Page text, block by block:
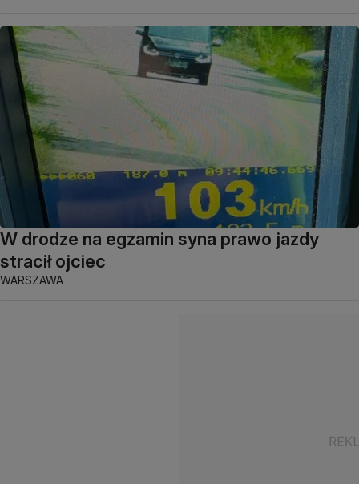
W drodze na egzamin syna prawo jazdy
stracił ojciec
WARSZAWA